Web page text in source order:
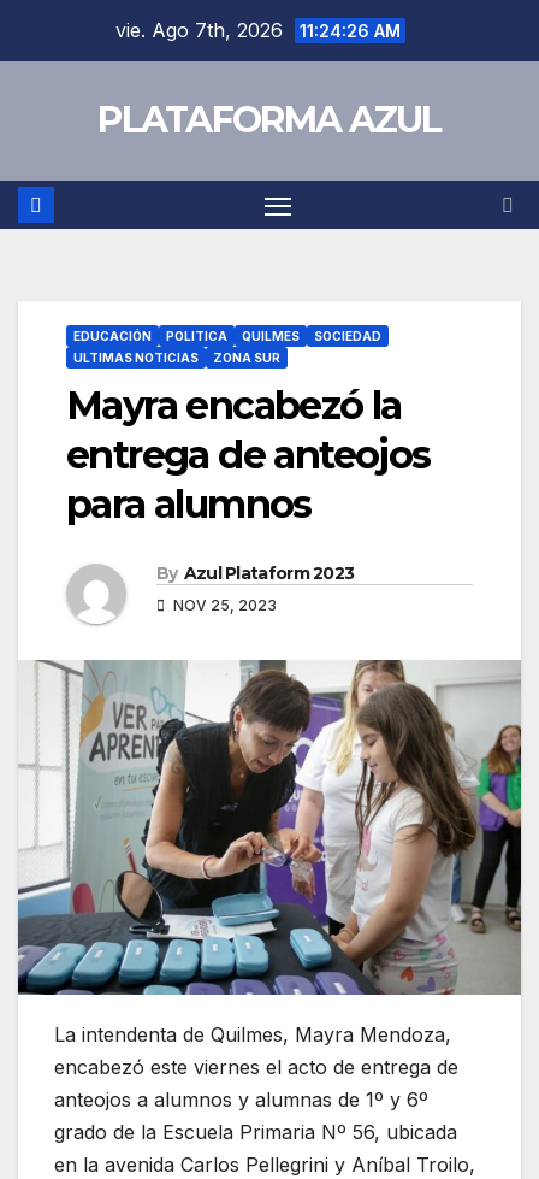
vie. Ago 7th, 2026 11:24:27 AM
PLATAFORMA AZUL
EDUCACIÓN POLITICA QUILMES
SOCIEDAD
ULTIMAS NOTICIAS
ZONA SUR
Mayra encabezó la
entrega de anteojos
para alumnos
By Azul Plataform 2023
NOV 25, 2023
La intendenta de Quilmes, Mayra Mendoza,
encabezó este viernes el acto de entrega de
anteojos a alumnos y alumnas de 1º y 6º
grado de la Escuela Primaria Nº 56, ubicada
en la avenida Carlos Pellegrini y Aníbal Troilo,